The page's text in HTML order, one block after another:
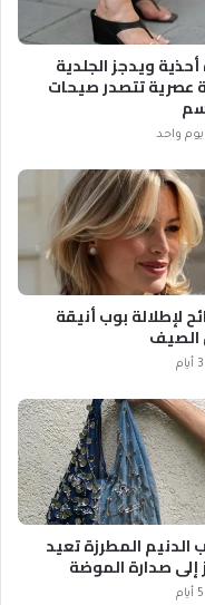
ويدجز الجلدية
عصرية تتصدر صيحات
واحد
لإطلالة بوب أنيقة
الصيف
الدنيم المطرزة تعيد
إلى صدارة الموضة